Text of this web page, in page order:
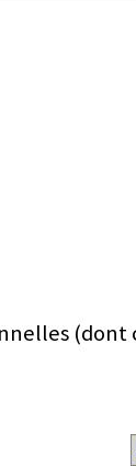
(dont